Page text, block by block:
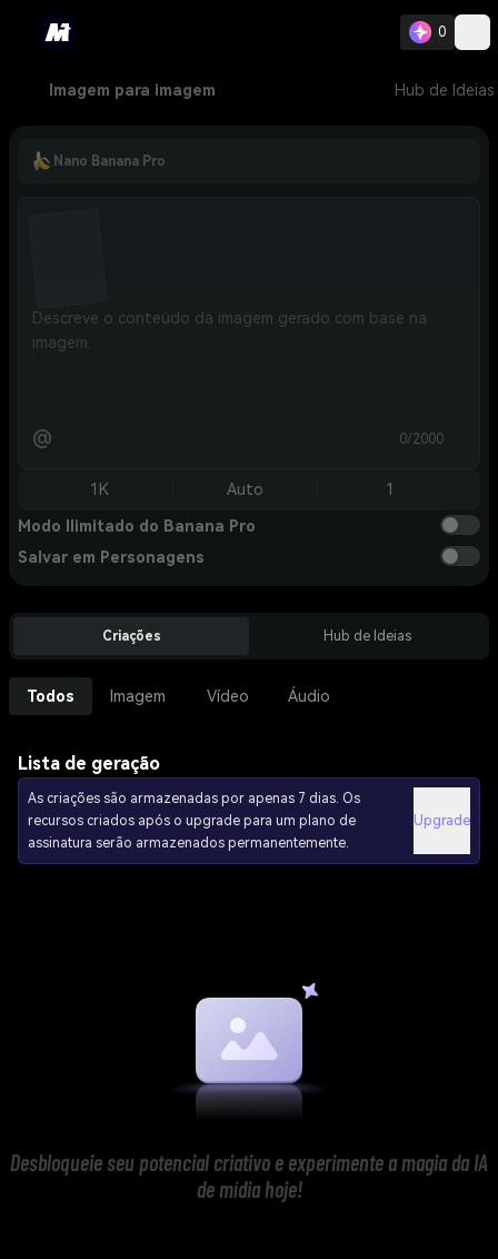
0
Imagem para imagem Hub de Ideias
Nano Banana Pro
@ 0/2000
1K Auto 1
Modo Ilimitado do Banana Pro
Salvar em Personagens
Criações Hub de Ideias
Todos Imagem Vídeo Áudio
Lista de geração
As criações são armazenadas por apenas 7 dias. Os
recursos criados após o upgrade para um plano de
assinatura serão armazenados permanentemente.
Upgrade
Desbloqueie seu potencial criativo e experimente a magia da IA
de mídia hoje!